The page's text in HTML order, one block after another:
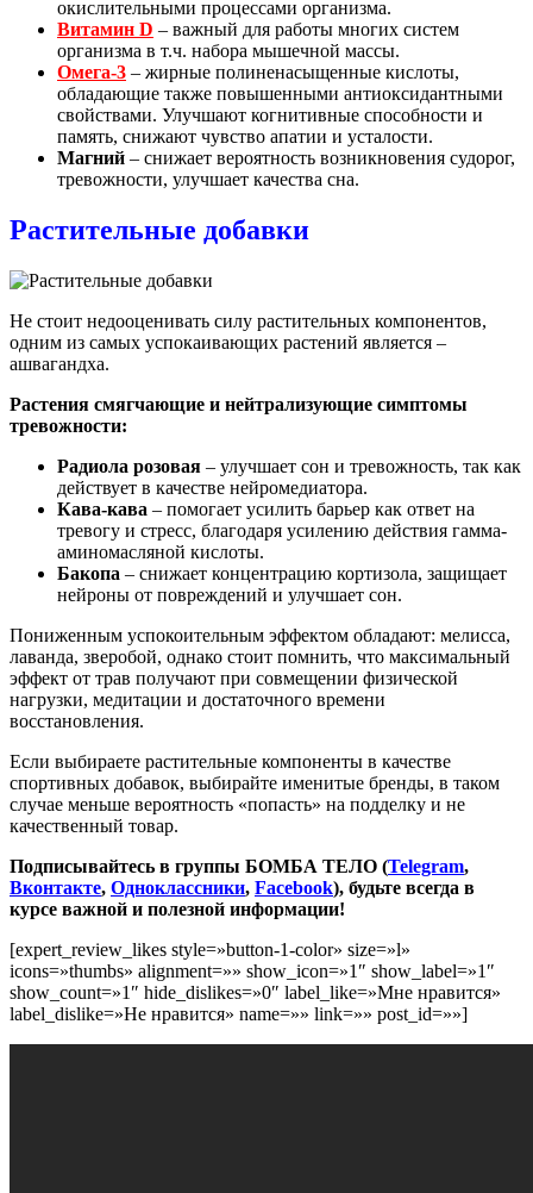
окислительными процессами организма.
Витамин D – важный для работы многих систем
организма в т.ч. набора мышечной массы.
Омега-3 – жирные полиненасыщенные кислоты,
обладающие также повышенными антиоксидантными
свойствами. Улучшают когнитивные способности и
память, снижают чувство апатии и усталости.
Магний – снижает вероятность возникновения судорог,
тревожности, улучшает качества сна.
Растительные добавки
Не стоит недооценивать силу растительных компонентов,
одним из самых успокаивающих растений является –
ашвагандха.
Растения смягчающие и нейтрализующие симптомы
тревожности:
Радиола розовая – улучшает сон и тревожность, так как
действует в качестве нейромедиатора.
Кава-кава – помогает усилить барьер как ответ на
тревогу и стресс, благодаря усилению действия гамма-
аминомасляной кислоты.
Бакопа – снижает концентрацию кортизола, защищает
нейроны от повреждений и улучшает сон.
Пониженным успокоительным эффектом обладают: мелисса,
лаванда, зверобой, однако стоит помнить, что максимальный
эффект от трав получают при совмещении физической
нагрузки, медитации и достаточного времени
восстановления.
Если выбираете растительные компоненты в качестве
спортивных добавок, выбирайте именитые бренды, в таком
случае меньше вероятность «попасть» на подделку и не
качественный товар.
Подписывайтесь в группы БОМБА ТЕЛО (Telegram,
Вконтакте, Одноклассники, Facebook), будьте всегда в
курсе важной и полезной информации!
[expert_review_likes style=»button-1-color» size=»l»
icons=»thumbs» alignment=»» show_icon=»1″ show_label=»1″
show_count=»1″ hide_dislikes=»0″ label_like=»Мне нравится»
label_dislike=»Не нравится» name=»» link=»» post_id=»»]